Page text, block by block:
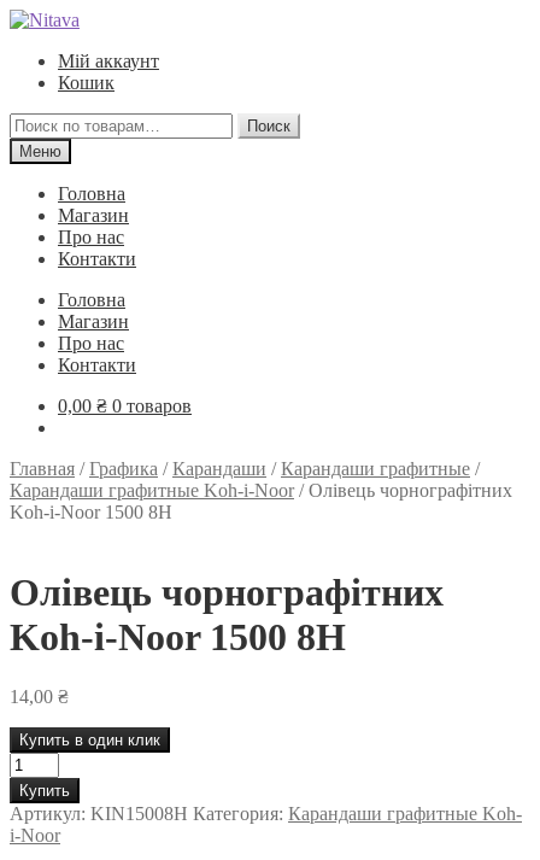
Перейти
навигации
Перейти
содержимому
Мій аккаунт
Кошик
Искать:
Поиск
Меню
Головна
Магазин
Про нас
Контакти
Головна
Магазин
Про нас
Контакти
0,00 ₴ 0 товаров
Главная /Графика /Карандаши /Карандаши графитные /
Карандаши графитные Koh-i-Noor/Олівець чорнографітних
Koh-i-Noor 1500 8H
Олівець чорнографітних
Koh-i-Noor 1500 8H
14,00 ₴
Купить в один клик
Количество
товара
Олівець
чорнографітних
Koh-
Купить
Артикул: KIN15008H Категория: Карандаши графитные Koh-
i-Noor